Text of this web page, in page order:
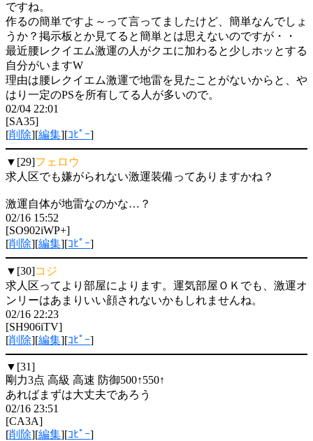
ですね。
作るの簡単ですよ～って言ってましたけど、簡単なんでしょ
うか？掲示板とか見てると簡単とは思えないのですが・・
最近腰レクイエム激運の人がクエに加わると少しホッとする
自分がいますW
理由は腰レクイエム激運で地雷を見たことがないからと、や
はり一定のPSを所有してる人が多いので。
02/04 22:01
[SA35]
[削除][編集][ｺﾋﾟｰ]
▼[29]フェロウ
求人区でも嫌がられない激運装備ってありますかね？
激運自体が地雷なのかな…？
02/16 15:52
[SO902iWP+]
[削除][編集][ｺﾋﾟｰ]
▼[30]コジ
求人区ってより部屋によります。運気部屋ＯＫでも、激運オ
ンリーはあまりいい顔されないかもしれませんね。
02/16 22:23
[SH906iTV]
[削除][編集][ｺﾋﾟｰ]
▼[31]
剛力3点 高級 高速 防御500↑550↑
あればまずは大丈夫であろう
02/16 23:51
[CA3A]
[削除][編集][ｺﾋﾟｰ]